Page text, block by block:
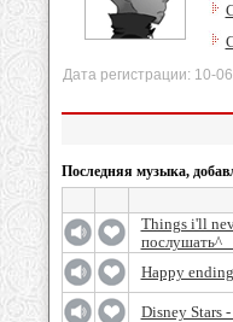
Дата регистрации:
Последняя музыка,
Things i'll
Happy ending
Disney Stars